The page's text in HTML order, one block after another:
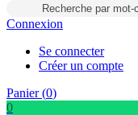
Recherche par
Connexion
Se connecter
Créer un compte
Panier (0)
0